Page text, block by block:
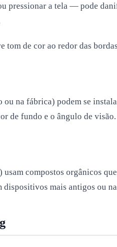
pressionar a tela — pode
tom de cor ao redor das
na fábrica) podem se
de fundo e o ângulo de visão.
compostos orgânicos
mais antigos ou